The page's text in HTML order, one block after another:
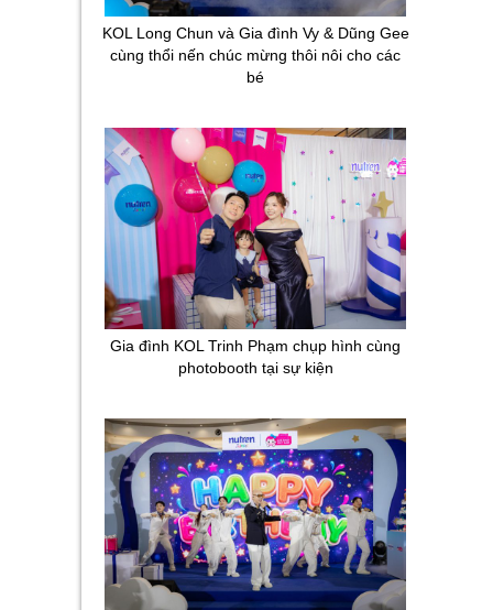
KOL Long Chun và Gia đình Vy & Dũng Gee
cùng thổi nến chúc mừng thôi nôi cho các
bé
Gia đình KOL Trinh Phạm chụp hình cùng
photobooth tại sự kiện